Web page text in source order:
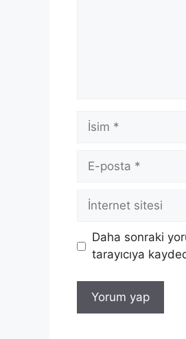
İsim
posta
İnternet
Daha sonraki
tarayıcıya